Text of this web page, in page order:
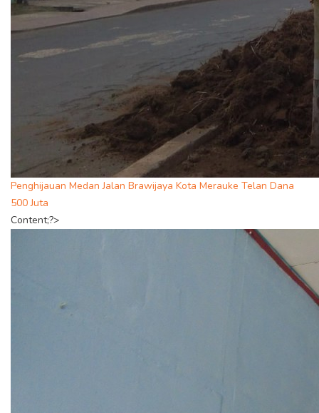
Penghijauan Medan Jalan Brawijaya Kota Merauke Telan Dana
500 Juta
Content;?>